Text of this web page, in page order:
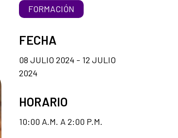
FORMACIÓN
FECHA
08 JULIO 2024 - 12 JULIO
2024
HORARIO
10:00 A.M. A 2:00 P.M.